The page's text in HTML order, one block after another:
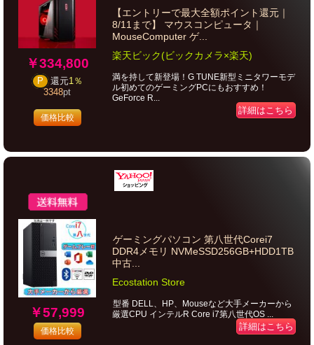
￥334,800
P 還元1％
3348pt
価格比較
【エントリーで最大全額ポイント還元｜
8/11まで】 マウスコンピュータ｜
MouseComputer ゲ...
楽天ビック(ビックカメラ×楽天)
満を持して新登場！G TUNE新型ミニタワーモデ
ル初めてのゲーミングPCにもおすすめ！
GeForce R...
詳細はこちら
￥57,999
価格比較
ゲーミングパソコン 第八世代Corei7
DDR4メモリ NVMeSSD256GB+HDD1TB
中古...
Ecostation Store
型番 DELL、HP、Mouseなど大手メーカーから
厳選CPU インテルR Core i7第八世代OS ...
詳細はこちら